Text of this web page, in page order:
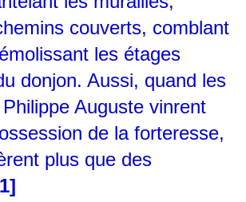
couverts, comblant
les étages
donjon. Aussi, quand les
Auguste vinrent
de la forteresse,
plus que des